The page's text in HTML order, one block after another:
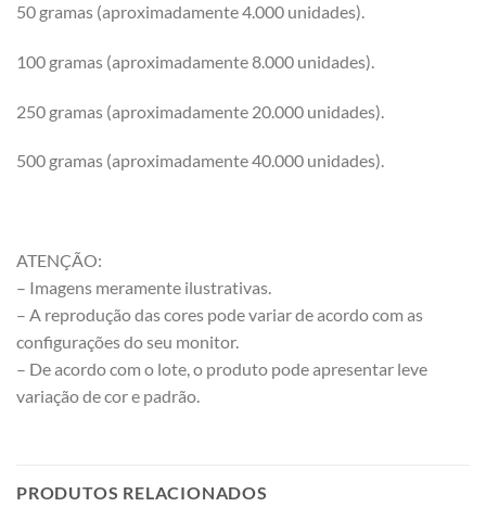
50 gramas (aproximadamente 4.000 unidades).
100 gramas (aproximadamente 8.000 unidades).
250 gramas (aproximadamente 20.000 unidades).
500 gramas (aproximadamente 40.000 unidades).
ATENÇÃO:
– Imagens meramente ilustrativas.
– A reprodução das cores pode variar de acordo com as
configurações do seu monitor.
– De acordo com o lote, o produto pode apresentar leve
variação de cor e padrão.
PRODUTOS RELACIONADOS